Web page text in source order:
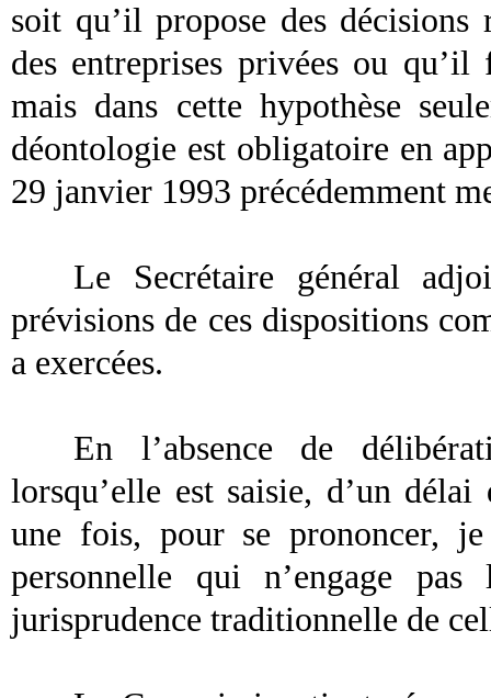
soit qu’il propose des décisions
des entreprises privées ou
mais dans cette hypothèse
déontologie est obligatoire en
29 janvier 1993 précédemment
Le Secrétaire général
prévisions de ces dispositions
a exercées.
En l’absence de
lorsqu’elle est saisie, d’un
une fois, pour se prononcer,
personnelle qui n’engage
jurisprudence traditionnelle de